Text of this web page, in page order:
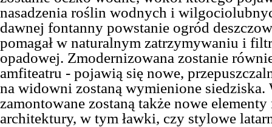
nasadzenia roślin wodnych i
dawnej fontanny powstanie ogród
pomagał w naturalnym zatrzymywaniu i
opadowej. Zmodernizowana zostanie
amfiteatru - pojawią się nowe,
na widowni zostaną wymienione siedziska.
zamontowane zostaną także nowe elementy
architektury, w tym ławki, czy stylowe